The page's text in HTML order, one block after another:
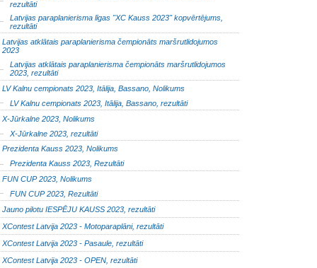
rezultāti
Latvijas paraplanierisma līgas "XC Kauss 2023" kopvērtējums,
rezultāti
Latvijas atklātais paraplanierisma čempionāts maršrutlidojumos
2023
Latvijas atklātais paraplanierisma čempionāts maršrutlidojumos
2023, rezultāti
LV Kalnu cempionats 2023, Itālija, Bassano, Nolikums
LV Kalnu cempionats 2023, Itālija, Bassano, rezultāti
X-Jūrkalne 2023, Nolikums
X-Jūrkalne 2023, rezultāti
Prezidenta Kauss 2023, Nolikums
Prezidenta Kauss 2023, Rezultāti
FUN CUP 2023, Nolikums
FUN CUP 2023, Rezultāti
Jauno pilotu IESPĒJU KAUSS 2023, rezultāti
XContest Latvija 2023 - Motoparaplāni, rezultāti
XContest Latvija 2023 - Pasaule, rezultāti
XContest Latvija 2023 - OPEN, rezultāti